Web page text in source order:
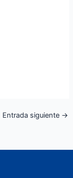
Entrada siguiente →